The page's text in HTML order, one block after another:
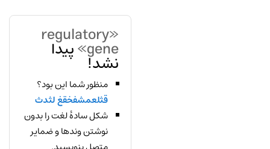
«regulatory
gene» پیدا
نشد!
منظور شما این بود؟
قثلعمشفخقغ لثدث
شکل سادهٔ لغت را بدون
نوشتن وندها و ضمایر